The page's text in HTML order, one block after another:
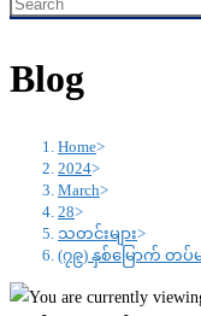
Blog
Home>
2024>
March>
28>
သတင်းများ>
(၇၉) နှစ်မြောက် တပ်